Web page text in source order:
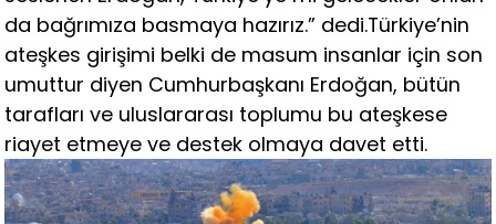
da bağrımıza basmaya hazırız.” dedi.Türkiye’nin
ateşkes girişimi belki de masum insanlar için son
umuttur diyen Cumhurbaşkanı Erdoğan, bütün
tarafları ve uluslararası toplumu bu ateşkese
riayet etmeye ve destek olmaya davet etti.